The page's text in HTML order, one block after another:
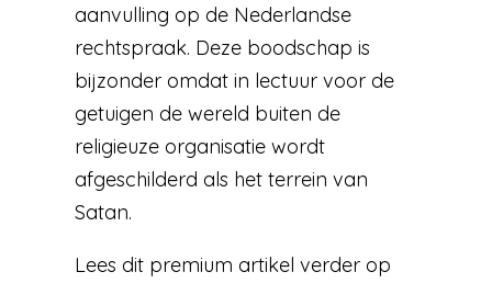
aanvulling op de Nederlandse
rechtspraak. Deze boodschap is
bijzonder omdat in lectuur voor de
getuigen de wereld buiten de
religieuze organisatie wordt
afgeschilderd als het terrein van
Satan.
Lees dit premium artikel verder op